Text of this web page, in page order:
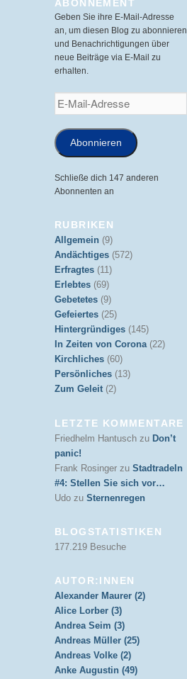
ABONNEMENT
Geben Sie ihre E-Mail-Adresse
an, um diesen Blog zu abonnieren
und Benachrichtigungen über
neue Beiträge via E-Mail zu
erhalten.
E-
Mail-
Abonnieren
Schließe dich 147 anderen
Abonnenten an
RUBRIKEN
Allgemein (9)
Andächtiges (572)
Erfragtes (11)
Erlebtes (69)
Gebetetes (9)
Gefeiertes (25)
Hintergründiges (145)
In Zeiten von Corona(22)
Kirchliches (60)
Persönliches (13)
Zum Geleit (2)
LETZTE KOMMENTARE
Friedhelm Hantusch zu Don’t
panic!
Frank Rosinger zu Stadtradeln
#4: Stellen Sie sich vor…
Udo zu Sternenregen
BLOGSTATISTIKEN
177.219 Besuche
AUTOR:INNEN
Alexander Maurer (2)
Alice Lorber (3)
Andrea Seim (3)
Andreas Müller (25)
Andreas Volke (2)
Anke Augustin (49)